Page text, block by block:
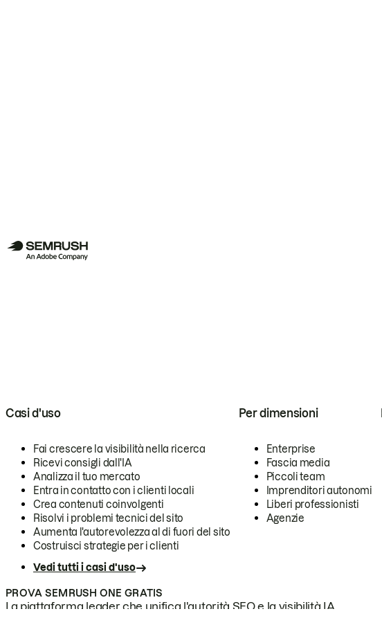
Casi d'uso
Fai crescere la visibilità nella ricerca
Ricevi consigli dall'IA
Analizza il tuo mercato
Entra in contatto con i clienti locali
Crea contenuti coinvolgenti
Risolvi i problemi tecnici del sito
Aumenta l'autorevolezza al di fuori del sito
Costruisci strategie per i clienti
Vedi tutti i casi d'uso
Per dimensioni
Enterprise
Fascia media
Piccoli team
Imprenditori autonomi
Liberi professionisti
Agenzie
PROVA SEMRUSH ONE GRATIS
La piattaforma leader che unifica l'autorità SEO e la visibilità IA.